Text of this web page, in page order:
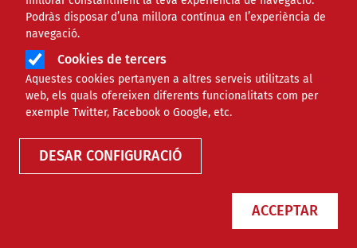
Podràs disposar d’una millora contínua en l’experiència de
navegació.
Cookies de tercers
Aquestes cookies pertanyen a altres serveis utilitzats al
web, els quals ofereixen diferents funcionalitats com per
exemple Twitter, Facebook o Google, etc.
DESAR CONFIGURACIÓ
ACCEPTAR
Finançament
Tipus